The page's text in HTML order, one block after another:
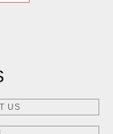
US